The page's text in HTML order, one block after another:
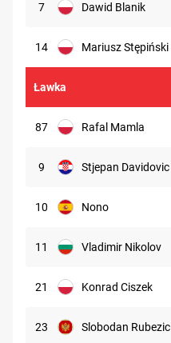
7 Dawid Blanik
14 Mariusz Stępiński
Ławka
87 Rafal Mamla
9 Stjepan Davidovic
10 Nono
11 Vladimir Nikolov
21 Konrad Ciszek
23 Slobodan Rubezic